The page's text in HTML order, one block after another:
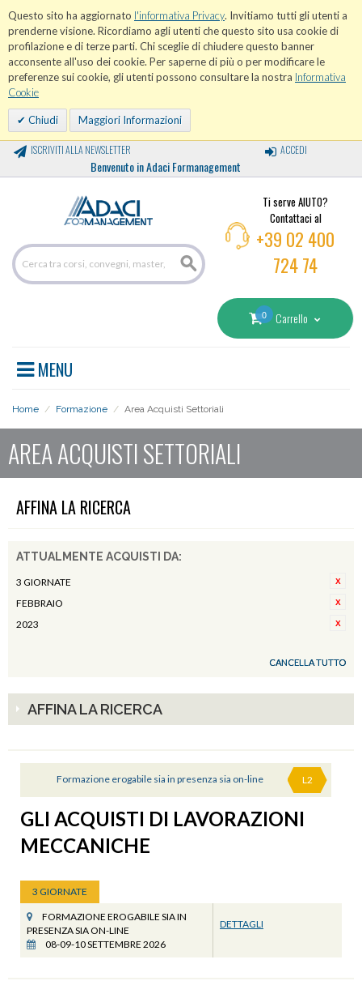
Questo sito ha aggiornato l'informativa Privacy. Invitiamo tutti gli utenti a
prenderne visione. Ricordiamo agli utenti che questo sito usa cookie di
profilazione e di terze parti. Chi sceglie di chiudere questo banner
acconsente all'uso dei cookie. Per saperne di più o per modificare le
preferenze sui cookie, gli utenti possono consultare la nostra Informativa
Cookie
Chiudi Maggiori Informazioni
ISCRIVITI ALLA NEWSLETTER
Benvenuto in Adaci Formanagement
ACCEDI
Ti serve AIUTO?
Contattaci al
+39 02 400
724 74
0 Carrello
MENU
Home / Formazione / Area Acquisti Settoriali
AREA ACQUISTI SETTORIALI
AFFINA LA RICERCA
ATTUALMENTE ACQUISTI DA:
3 GIORNATE
FEBBRAIO
2023
CANCELLA TUTTO
AFFINA LA RICERCA
Formazione erogabile sia in presenza sia on-line L2
GLI ACQUISTI DI LAVORAZIONI
MECCANICHE
3 GIORNATE
FORMAZIONE EROGABILE SIA IN
PRESENZA SIA ON-LINE
08-09-10 SETTEMBRE 2026
DETTAGLI